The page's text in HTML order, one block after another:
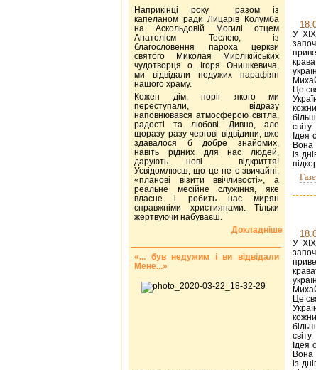
У
Це
світу.
Ідея
Вона
із
У
Це
світу.
Ідея
Вона
із
Наприкінці року разом із
капеланом ради Лицарів Колумба
на Аскольдовій Могилі отцем
Анатолієм Теслею, із
благословення пароха церкви
святого Миколая Мирлікійських
чудотворця о. Ігоря Онишкевича,
ми відвідали недужих парафіян
нашого храму.
Кожен дім, поріг якого ми
переступали, відразу
наповнювався атмосферою світла,
радості та любові. Дивно, але
щоразу разу чергові відвідини, вже
здавалося б добре знайомих,
навіть рідних для нас людей,
дарують нові відкриття!
Усвідомлюєш, що це не є звичайні,
«планові візити ввічливості», а
реальне месійне служіння, яке
власне і робить нас мирян
справжніми християнами. Тільки
жертвуючи набуваєш.
Докладніше
«... був недужим і ви відвідали
Мене...»